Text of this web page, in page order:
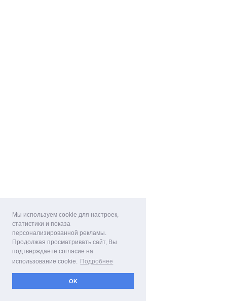
Мы используем cookie для настроек,
статистики и показа
персонализированной рекламы.
Продолжая просматривать сайт, Вы
подтверждаете согласие на
использование cookie. Подробнее
OK